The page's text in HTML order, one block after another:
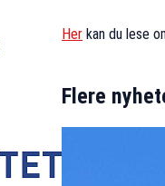
Her kan du lese
Flere